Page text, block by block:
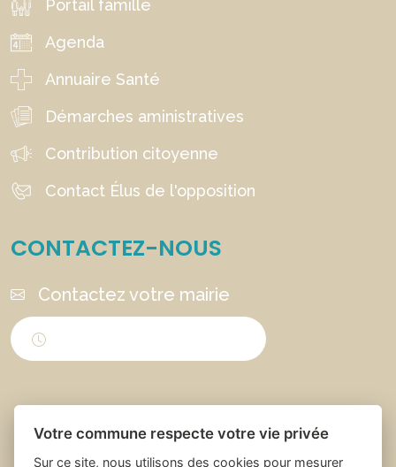
Portail famille
Agenda
Annuaire Santé
Démarches aministratives
Contribution citoyenne
Contact Élus de l'opposition
CONTACTEZ-NOUS
Contactez votre mairie
Votre commune respecte votre vie privée
Sur ce site, nous utilisons des cookies pour mesurer